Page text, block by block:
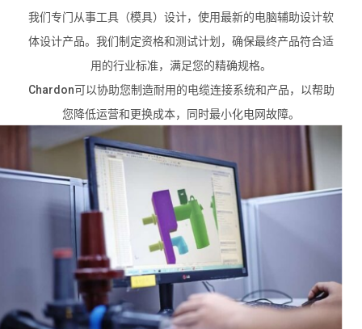
我们专门从事工具（模具）设计，使用最新的电脑辅助设计软
体设计产品。我们制定资格和测试计划，确保最终产品符合适
用的行业标准，满足您的精确规格。
Chardon可以协助您制造耐用的电缆连接系统和产品，以帮助
您降低运营和更换成本，同时最小化电网故障。